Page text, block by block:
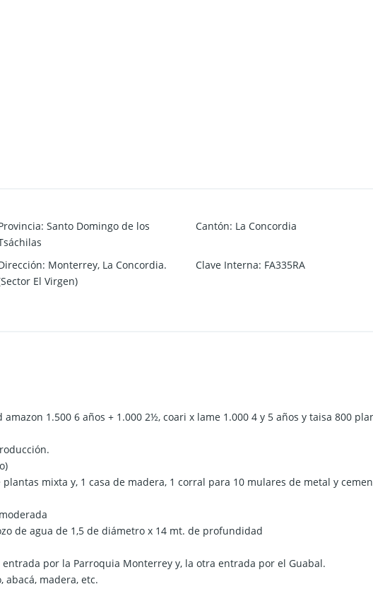
: Santo Domingo de los
Cantón: La Concordia
: Monterrey, La Concordia.
El Virgen)
Clave Interna: FA335RA
1.500 6 años + 1.000 2½, coari x lame 1.000 4 y 5 años y taisa 800
plantas mixta y, 1 casa de madera, 1 corral para 10 mulares de metal y
de agua de 1,5 de diámetro x 14 mt. de profundidad
entrada por la Parroquia Monterrey y, la otra entrada por el Guabal.
abacá, madera, etc.